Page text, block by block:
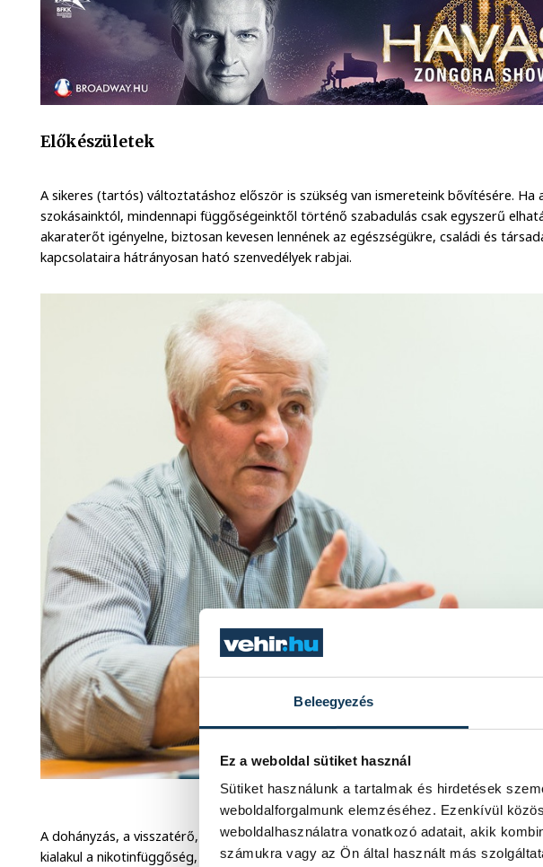
Beleegyezés
Ez a weboldal sütiket használ
Sütiket használunk a tartalmak és hirdetések
weboldalforgalmunk elemzéséhez. Ezenkívül
weboldalhasználatra vonatkozó adatait, akik
számukra vagy az Ön által használt más
Előkészületek
A sikeres (tartós) változtatáshoz először is szükség van ismereteink bővítésére. Ha
szokásainktól, mindennapi függőségeinktől történő szabadulás csak egyszerű
akaraterőt igényelne, biztosan kevesen lennének az egészségükre, családi és
kapcsolataira hátrányosan ható szenvedélyek rabjai.
Lovizer János
A dohányzás, a visszatérő, majd rendszeressé váló rágyújtás az elszívott
kialakul a nikotinfüggőség, amely a kémiai addikciók körébe tartozik. Aki használja a